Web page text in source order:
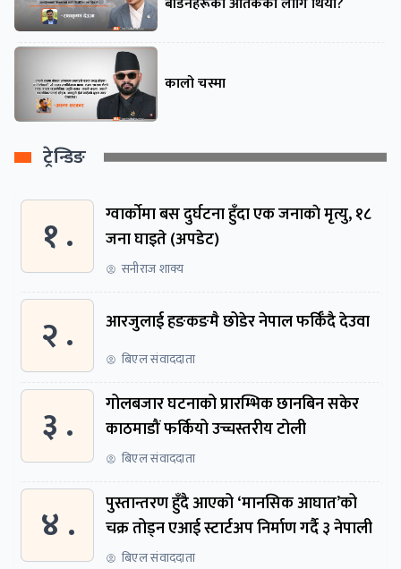
कालो चस्मा
ट्रेन्डिङ
१ .
ग्वार्काेमा बस दुर्घटना हुँदा एक जनाकाे मृत्यु, १८
जना घाइते (अपडेट)
सनीराज शाक्य
२ . आरजुलाई हङकङमै छोडेर नेपाल फर्किँदै देउवा
बिएल संवाददाता
३ .
गोलबजार घटनाको प्रारम्भिक छानबिन सकेर
काठमाडौं फर्कियो उच्चस्तरीय टोली
बिएल संवाददाता
४ .
पुस्तान्तरण हुँदै आएको ‘मानसिक आघात’को
चक्र तोड्न एआई स्टार्टअप निर्माण गर्दै ३ नेपाली
बिएल संवाददाता